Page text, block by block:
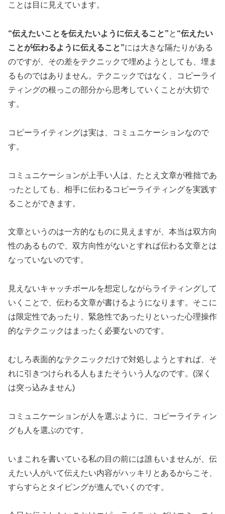
ことは目に見えています。
“伝えたいことを伝えたいように伝えること”と “伝えたい
ことが伝わるように伝えること”には大きな隔たりがある
のですが、その差をテクニックで埋めようとしても、埋ま
るものではありません。テクニックではなく、コピーライ
ティングの根っこの部分から思考していくことが大切で
す。
コピーライティングは実は、コミュニケーションなので
す。
コミュニケーションが上手い人は、たとえ文章が稚拙であ
ったとしても、相手に伝わるコピーライティングを実践す
ることができます。
文章というのは一方的なものに見えますが、本当は双方向
性のあるもので、双方向性がないとすれば伝わる文章とは
なっていないのです。
見えないキャッチボールを想定しながらライティングして
いくことで、伝わる文章が書けるようになります。そこに
は限定性であったり、緊急性であったりといった心理操作
的なテクニックはまったく必要ないのです。
むしろ表面的なテクニックだけで対処しようとすれば、そ
れに引きつけられる人もまたそういう人なのです。(深く
は突っ込みません)
コミュニケーションが人を選ぶように、コピーライティン
グも人を選ぶのです。
いまこれを書いている私の目の前には誰もいませんが、伝
えたい人がいて伝えたい内容がハッキリとあるからこそ、
すらすらとタイピングが進んでいくのです。